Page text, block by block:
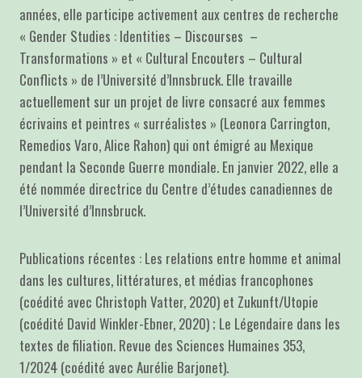
années, elle participe activement aux centres de recherche
« Gender Studies : Identities – Discourses –
Transformations » et « Cultural Encouters – Cultural
Conflicts » de l’Université d’Innsbruck. Elle travaille
actuellement sur un projet de livre consacré aux femmes
écrivains et peintres « surréalistes » (Leonora Carrington,
Remedios Varo, Alice Rahon) qui ont émigré au Mexique
pendant la Seconde Guerre mondiale. En janvier 2022, elle a
été nommée directrice du Centre d’études canadiennes de
l’Université d’Innsbruck.
Publications récentes : Les relations entre homme et animal
dans les cultures, littératures, et médias francophones
(coédité avec Christoph Vatter, 2020) et Zukunft/Utopie
(coédité David Winkler-Ebner, 2020) ; Le Légendaire dans les
textes de filiation. Revue des Sciences Humaines 353,
1/2024 (coédité avec Aurélie Barjonet).